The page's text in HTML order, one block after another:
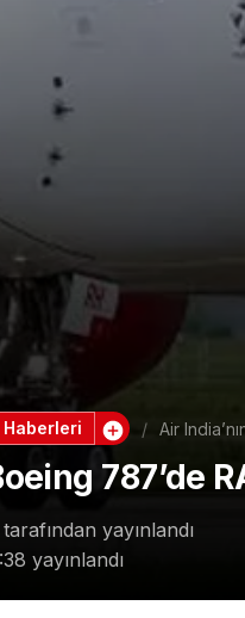
Haberleri Air
787’de
tarafından yayınlandı
yayınlandı